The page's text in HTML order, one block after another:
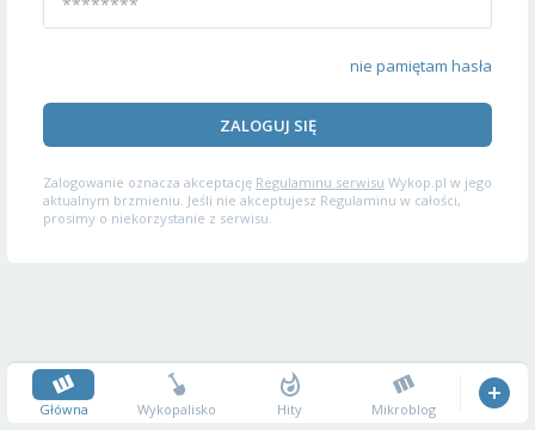
nie pamiętam hasła
ZALOGUJ SIĘ
Zalogowanie oznacza akceptację Regulaminu serwisu Wykop.pl w jego
aktualnym brzmieniu. Jeśli nie akceptujesz Regulaminu w całości,
prosimy o niekorzystanie z serwisu.
Główna Wykopalisko Hity Mikroblog